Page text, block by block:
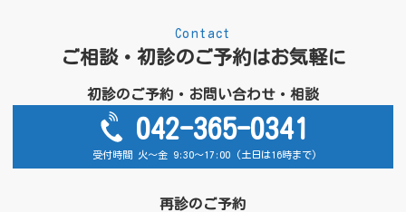
ご相談・初診のご予約はお気軽に
Contact
初診のご予約・お問い合わせ・相談
042-365-0341
受付時間 火～金 9:30～17:00 (土日は16時まで)
再診のご予約